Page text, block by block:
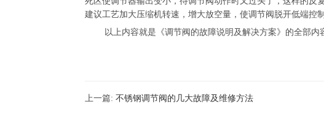
建议工艺加大压缩机转速，增大放空量，使调节阀脱开低端控制
以上内容就是《调节阀的故障说明及解决方案》的全部
上一篇: 不锈钢调节阀的几大故障及维修方法